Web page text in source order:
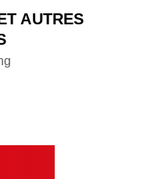
AUTRES